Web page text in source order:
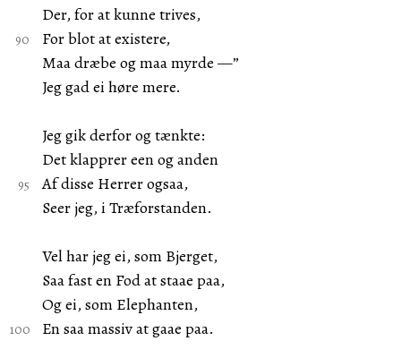
Der, for at kunne trives,
For blot at existere,
Maa dræbe og maa myrde —”
Jeg gad ei høre mere.
Jeg gik derfor og tænkte:
Det klapprer een og anden
Af disse Herrer ogsaa,
Seer jeg, i Træforstanden.
Vel har jeg ei, som Bjerget,
Saa fast en Fod at staae paa,
Og ei, som Elephanten,
En saa massiv at gaae paa.